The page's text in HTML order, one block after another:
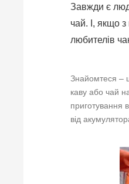
Завжди є
чай. І, якщо
любителів
Знайомтеся –
каву або чай
приготування
від